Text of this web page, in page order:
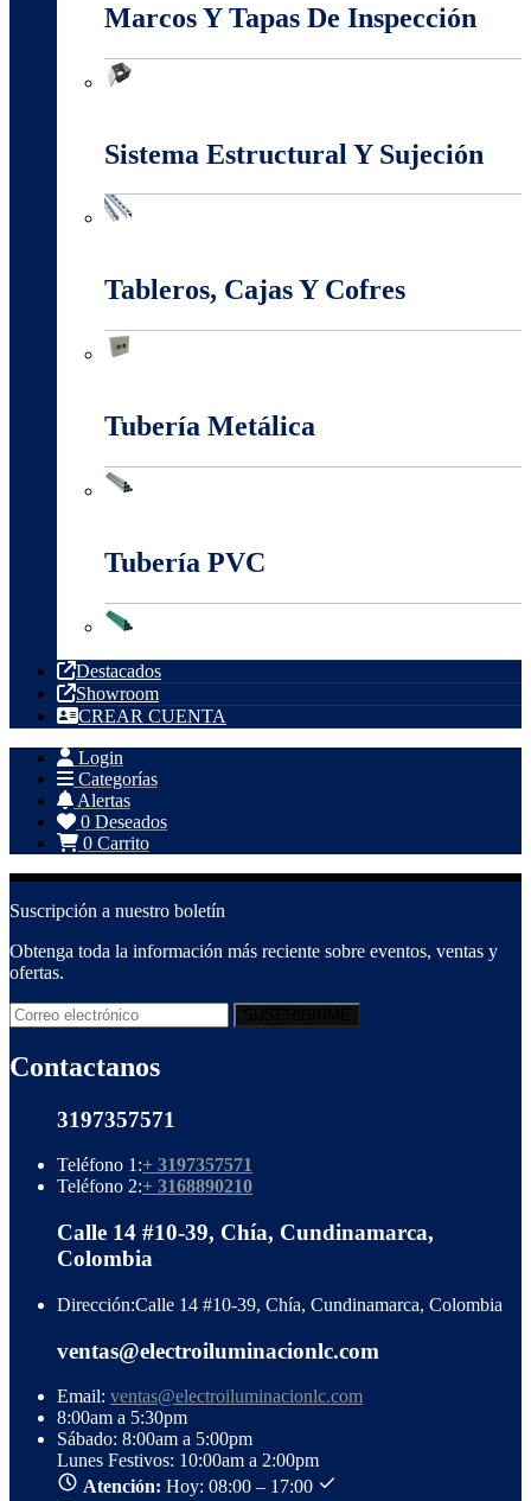
Marcos Y Tapas De Inspección
Sistema Estructural Y Sujeción
Tableros, Cajas Y Cofres
Tubería Metálica
Tubería PVC
Destacados
Showroom
CREAR CUENTA
Login
Categorías
Alertas
0 Deseados
0 Carrito
Suscripción a nuestro boletín
Obtenga toda la información más reciente sobre eventos, ventas y
ofertas.
Contactanos
3197357571
Teléfono 1:+ 3197357571
Teléfono 2:+ 3168890210
Calle 14 #10-39, Chía, Cundinamarca,
Colombia
Dirección:Calle 14 #10-39, Chía, Cundinamarca, Colombia
ventas@electroiluminacionlc.com
Email: ventas@electroiluminacionlc.com
8:00am a 5:30pm
Sábado: 8:00am a 5:00pm
Lunes Festivos: 10:00am a 2:00pm
Atención: Hoy: 08:00 – 17:00